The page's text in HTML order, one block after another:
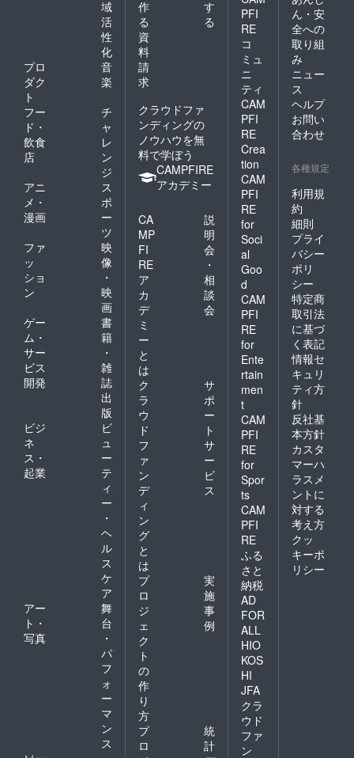
域
活
性
化
プロ
ダク
ト
音
楽
フー
ド・
飲食
店
チ
ャ
レ
ン
ジ
アニ
メ・
漫画
ス
ポ
ー
ツ
ファ
ッ
ショ
ン
映
像
・
映
画
ゲー
ム・
サー
ビス
開発
書
籍
・
雑
誌
出
版
ビジ
ネ
ス・
起業
ビ
ュ
ー
テ
ィ
ー
・
ヘ
ル
ス
ケ
ア
アー
ト・
写真
舞
台
・
パ
フ
ォ
ー
マ
ン
ス
作
る
す
る
資
料
請
求
クラウドファ
ンディングの
ノウハウを無
料で学ぼう
CAMPFIRE
アカデミー
CA
MP
FI
RE
ア
カ
デ
ミ
ー
と
は
説
明
会
・
相
談
会
ク
ラ
ウ
ド
フ
ァ
ン
デ
ィ
ン
グ
と
は
サ
ポ
ー
ト
サ
ー
ビ
ス
プ
ロ
ジ
ェ
ク
ト
の
作
り
方
実
施
事
例
プ
ロ
統
計
PFI
RE
コ
ミュ
ニ
ティ
CAM
PFI
RE
Crea
tion
CAM
PFI
RE
for
Soci
al
Goo
d
CAM
PFI
RE
for
Ente
rtain
men
t
CAM
PFI
RE
for
Spor
ts
CAM
PFI
RE
ふる
さと
納税
AD
FOR
ALL
HIO
KOS
HI
JFA
クラ
ウド
ファ
ン
ん・安
全への
取り組
み
ニュー
ス
ヘルプ
お問い
合わせ
各種規定
利用規
約
細則
プライ
バシー
ポリ
シー
特定商
取引法
に基づ
く表記
情報セ
キュリ
ティ方
針
反社基
本方針
カスタ
マーハ
ラスメ
ントに
対する
考え方
クッ
キーポ
リシー